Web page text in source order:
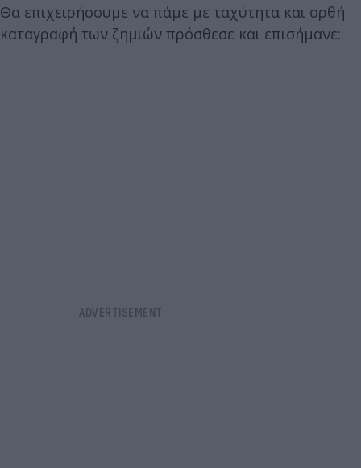
Θα επιχειρήσουμε να πάμε με ταχύτητα και ορθή
καταγραφή των ζημιών πρόσθεσε και επισήμανε: